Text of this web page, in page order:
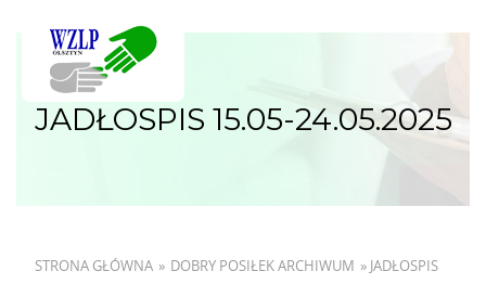
JADŁOSPIS 15.05-24.05.2025
STRONA GŁÓWNA » DOBRY POSIŁEK ARCHIWUM » JADŁOSPIS